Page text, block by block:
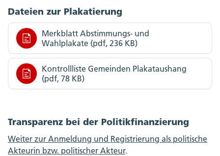
Dateien zur Plakatierung
Merkblatt Abstimmungs- und
Wahlplakate (pdf, 236 KB)
Kontrollliste Gemeinden Plakataushang
(pdf, 78 KB)
Transparenz bei der Politikfinanzierung
Weiter zur Anmeldung und Registrierung als politische
Akteurin bzw. politischer Akteur.